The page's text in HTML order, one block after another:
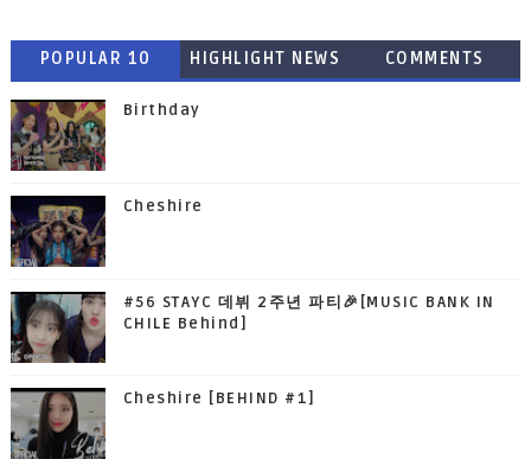
POPULAR 10 HIGHLIGHT NEWS COMMENTS
Birthday
Cheshire
#56 STAYC 데뷔 2주년 파티🎉[MUSIC BANK IN
CHILE Behind]
Cheshire [BEHIND #1]